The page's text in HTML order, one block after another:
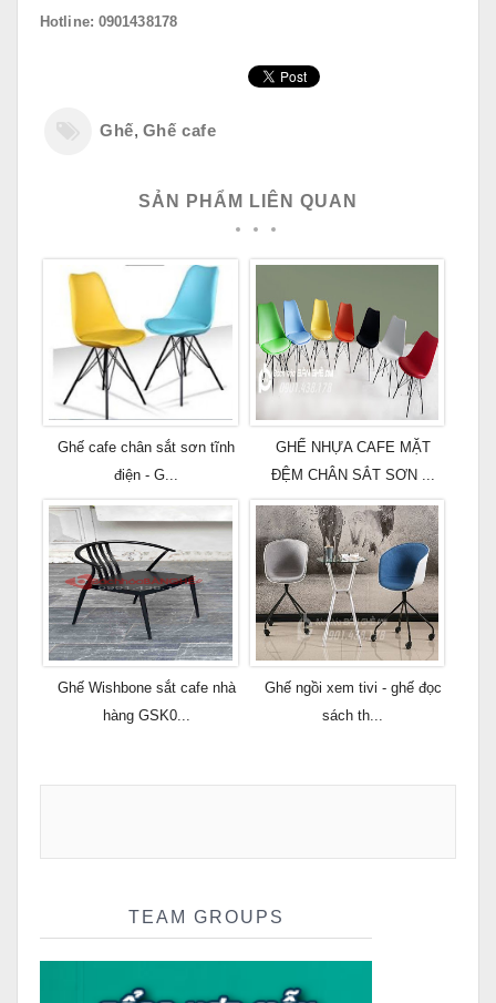
Hotline: 0901438178
Ghế, Ghế cafe
SẢN PHẨM LIÊN QUAN
Ghế cafe chân sắt sơn tĩnh
điện - G...
GHẾ NHỰA CAFE MẶT
ĐỆM CHÂN SẮT SƠN ...
Ghế Wishbone sắt cafe nhà
hàng GSK0...
Ghế ngồi xem tivi - ghế đọc
sách th...
TEAM GROUPS